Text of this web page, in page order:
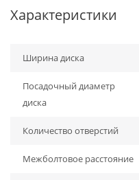
Характеристики
Ширина диска
Посадочный диаметр
диска
Количество отверстий
Межболтовое расстояние